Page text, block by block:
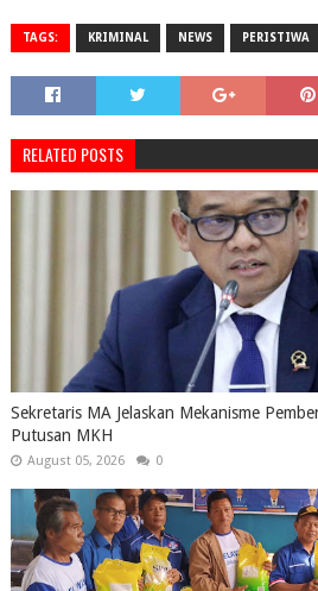
TAGS: KRIMINAL NEWS PERISTIWA
RELATED POSTS
Sekretaris MA Jelaskan Mekanisme
Putusan MKH
August 05, 2026 0